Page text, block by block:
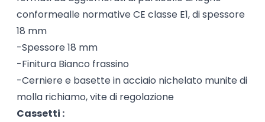
conformealle normative CE classe E1, di spessore
18 mm
-Spessore 18 mm
-Finitura Bianco frassino
-Cerniere e basette in acciaio nichelato munite di
molla richiamo, vite di regolazione
Cassetti :